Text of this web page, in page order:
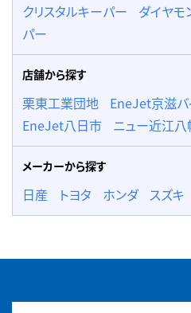
クリスタルキーパー ダイヤモ
パー
店舗から探す
栗東工業団地 EneJet京滋バ
EneJet八日市
ニュー近江八
メーカーから探す
日産 トヨタ ホンダ スズキ